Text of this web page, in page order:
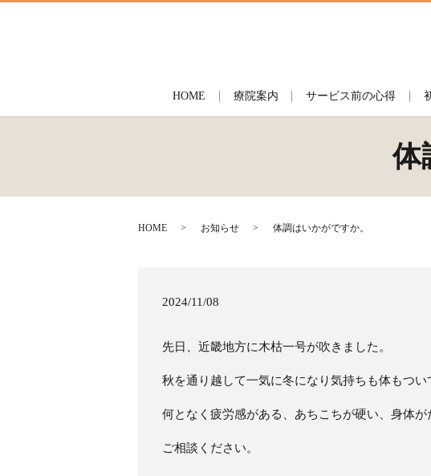
HOME 療院案内 サービス前の心得
体
HOME お知らせ 体調はいかがですか。
2024/11/08
先日、近畿地方に木枯一号が吹きました。
秋を通り越して一気に冬になり気持ちも体もつい
何となく疲労感がある、あちこちが硬い、身体
ご相談ください。